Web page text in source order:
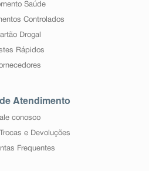
Saúde
Controlados
Drogal
Rápidos
Atendimento
conosco
e Devoluções
Frequentes